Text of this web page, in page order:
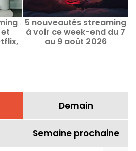
5 nouveautés streaming
à voir ce week-end du 7
au 9 août 2026
Demain
Semaine prochaine